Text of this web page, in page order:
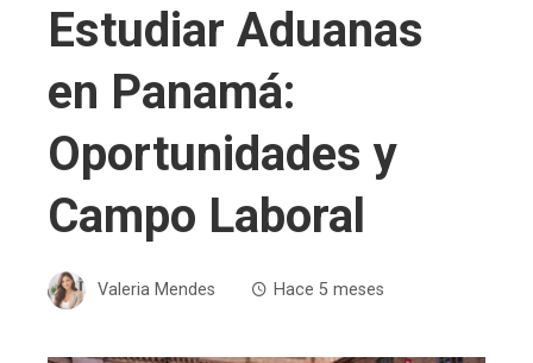
Estudiar Aduanas
en Panamá:
Oportunidades y
Campo Laboral
Valeria Mendes Hace 5 meses